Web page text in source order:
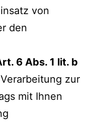
von
den
6 Abs. 1 lit. b
zur
mit Ihnen